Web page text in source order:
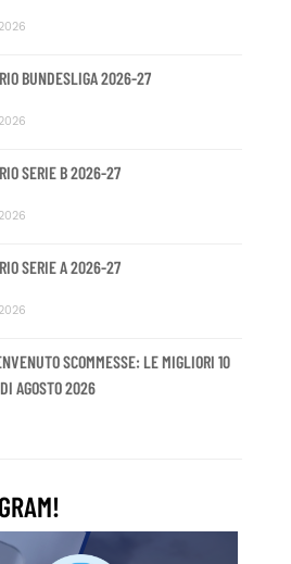
BUNDESLIGA 2026-27
SERIE B 2026-27
SERIE A 2026-27
SCOMMESSE: LE MIGLIORI 10
AGOSTO 2026